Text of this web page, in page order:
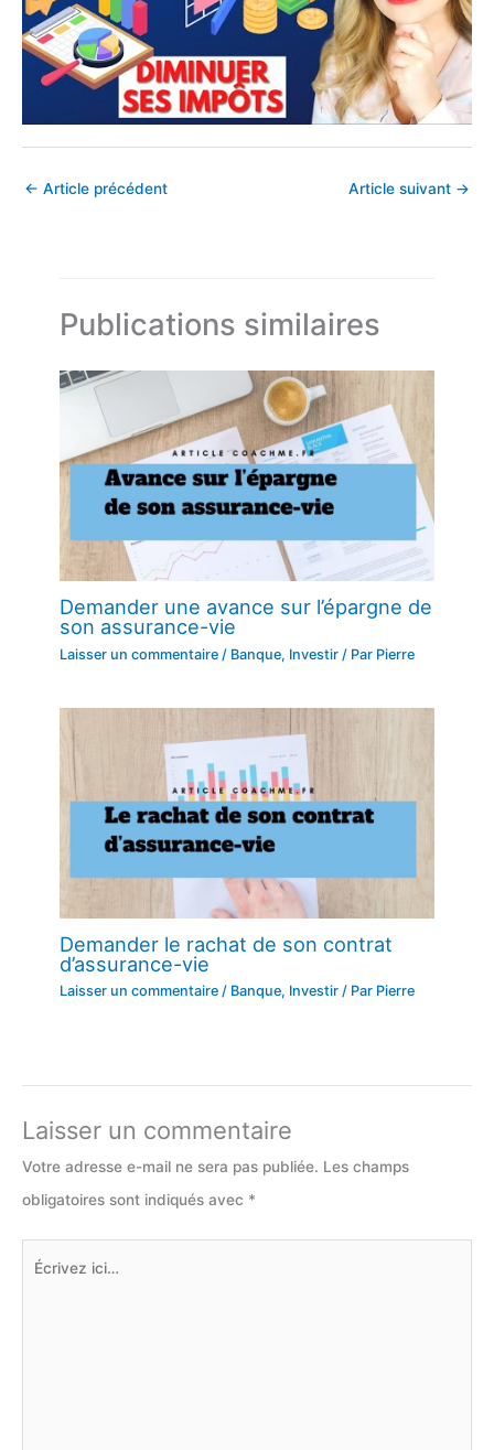
← Article précédent Article suivant →
Publications similaires
Demander une avance sur l’épargne de
son assurance-vie
Laisser un commentaire / Banque, Investir / Par Pierre
Demander le rachat de son contrat
d’assurance-vie
Laisser un commentaire / Banque, Investir / Par Pierre
Laisser un commentaire
Votre adresse e-mail ne sera pas publiée. Les champs
obligatoires sont indiqués avec *